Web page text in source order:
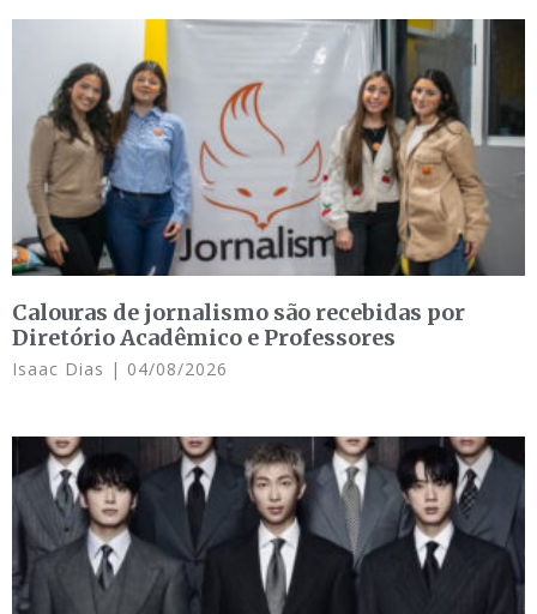
Calouras de jornalismo são recebidas por
Diretório Acadêmico e Professores
Isaac Dias 04/08/2026